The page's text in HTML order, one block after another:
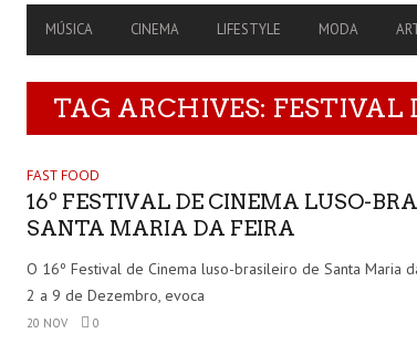
PRIMARY
NAVIGATION
MÚSICA CINEMA LIFESTYLE MODA
TAG ARCHIVES: FESTIVAL
FAST FOOD
16º FESTIVAL DE CINEMA LUSO-
SANTA MARIA DA FEIRA
O 16º Festival de Cinema luso-brasileiro de Santa Maria
2 a 9 de Dezembro, evoca
20 NOV 0